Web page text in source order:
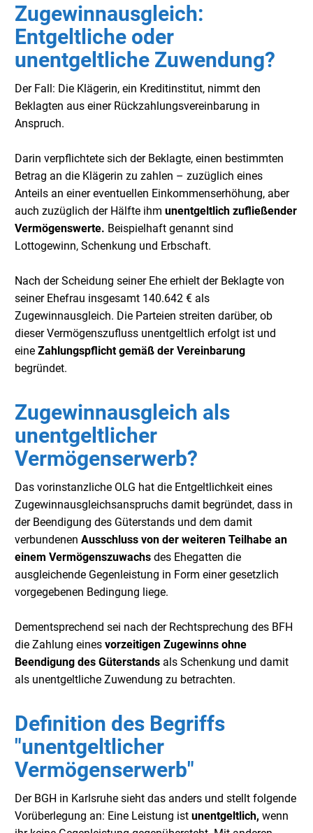
Zugewinnausgleich:
Entgeltliche oder
unentgeltliche Zuwendung?
Der Fall: Die Klägerin, ein Kreditinstitut, nimmt den
Beklagten aus einer Rückzahlungsvereinbarung in
Anspruch.
Darin verpflichtete sich der Beklagte, einen bestimmten
Betrag an die Klägerin zu zahlen – zuzüglich eines
Anteils an einer eventuellen Einkommenserhöhung, aber
auch zuzüglich der Hälfte ihm unentgeltlich zufließender
Vermögenswerte. Beispielhaft genannt sind
Lottogewinn, Schenkung und Erbschaft.
Nach der Scheidung seiner Ehe erhielt der Beklagte von
seiner Ehefrau insgesamt 140.642 € als
Zugewinnausgleich. Die Parteien streiten darüber, ob
dieser Vermögenszufluss unentgeltlich erfolgt ist und
eine Zahlungspflicht gemäß der Vereinbarung
begründet.
Zugewinnausgleich als
unentgeltlicher
Vermögenserwerb?
Das vorinstanzliche OLG hat die Entgeltlichkeit eines
Zugewinnausgleichsanspruchs damit begründet, dass in
der Beendigung des Güterstands und dem damit
verbundenen Ausschluss von der weiteren Teilhabe an
einem Vermögenszuwachs des Ehegatten die
ausgleichende Gegenleistung in Form einer gesetzlich
vorgegebenen Bedingung liege.
Dementsprechend sei nach der Rechtsprechung des BFH
die Zahlung eines vorzeitigen Zugewinns ohne
Beendigung des Güterstands als Schenkung und damit
als unentgeltliche Zuwendung zu betrachten.
Definition des Begriffs
"unentgeltlicher
Vermögenserwerb"
Der BGH in Karlsruhe sieht das anders und stellt folgende
Vorüberlegung an: Eine Leistung ist unentgeltlich, wenn